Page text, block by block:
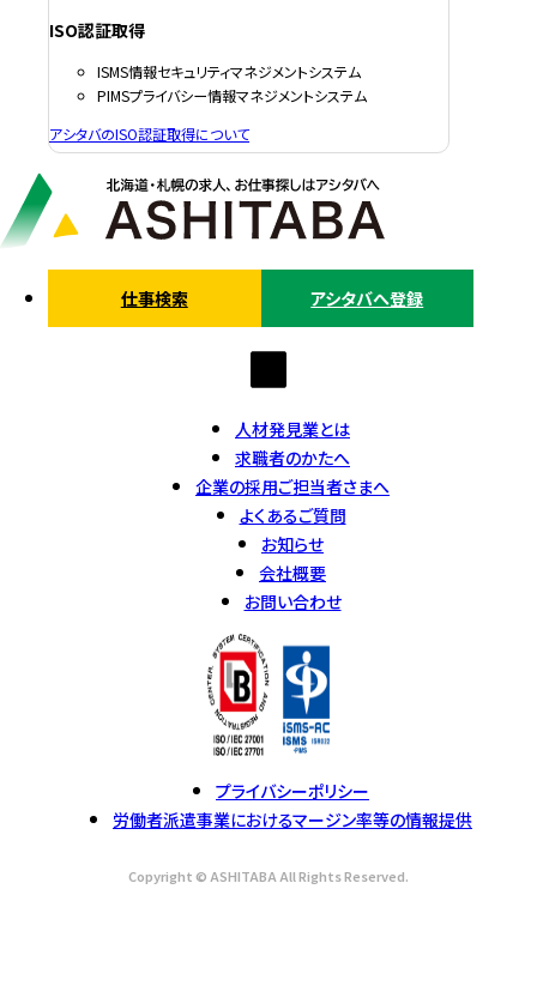
ISO認証取得
ISMS情報セキュリティマネジメントシステム
PIMSプライバシー情報マネジメントシステム
アシタバのISO認証取得について
仕事検索 アシタバへ登録
人材発見業とは
求職者のかたへ
企業の採用ご担当者さまへ
よくあるご質問
お知らせ
会社概要
お問い合わせ
プライバシーポリシー
労働者派遣事業におけるマージン率等の情報提供
Copyright © ASHITABA All Rights Reserved.